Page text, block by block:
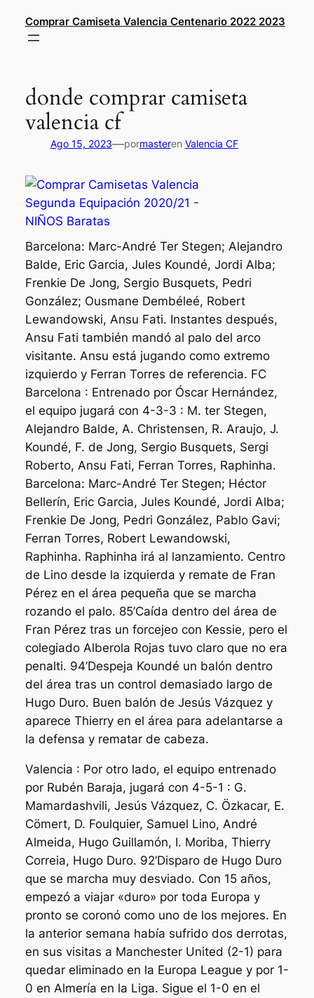
contenido
Comprar Camiseta Valencia Centenario 2022 2023
donde comprar camiseta
valencia cf
Ago 15, 2023—pormasteren Valencia CF
Barcelona: Marc-André Ter Stegen; Alejandro
Balde, Eric Garcia, Jules Koundé, Jordi Alba;
Frenkie De Jong, Sergio Busquets, Pedri
González; Ousmane Dembéleé, Robert
Lewandowski, Ansu Fati. Instantes después,
Ansu Fati también mandó al palo del arco
visitante. Ansu está jugando como extremo
izquierdo y Ferran Torres de referencia. FC
Barcelona : Entrenado por Óscar Hernández,
el equipo jugará con 4-3-3 : M. ter Stegen,
Alejandro Balde, A. Christensen, R. Araujo, J.
Koundé, F. de Jong, Sergio Busquets, Sergi
Roberto, Ansu Fati, Ferran Torres, Raphinha.
Barcelona: Marc-André Ter Stegen; Héctor
Bellerín, Eric Garcia, Jules Koundé, Jordi Alba;
Frenkie De Jong, Pedri González, Pablo Gavi;
Ferran Torres, Robert Lewandowski,
Raphinha. Raphinha irá al lanzamiento. Centro
de Lino desde la izquierda y remate de Fran
Pérez en el área pequeña que se marcha
rozando el palo. 85’Caída dentro del área de
Fran Pérez tras un forcejeo con Kessie, pero el
colegiado Alberola Rojas tuvo claro que no era
penalti. 94’Despeja Koundé un balón dentro
del área tras un control demasiado largo de
Hugo Duro. Buen balón de Jesús Vázquez y
aparece Thierry en el área para adelantarse a
la defensa y rematar de cabeza.
Valencia : Por otro lado, el equipo entrenado
por Rubén Baraja, jugará con 4-5-1 : G.
Mamardashvili, Jesús Vázquez, C. Özkacar, E.
Cömert, D. Foulquier, Samuel Lino, André
Almeida, Hugo Guillamón, I. Moriba, Thierry
Correia, Hugo Duro. 92’Disparo de Hugo Duro
que se marcha muy desviado. Con 15 años,
empezó a viajar «duro» por toda Europa y
pronto se coronó como uno de los mejores. En
la anterior semana había sufrido dos derrotas,
en sus visitas a Manchester United (2-1) para
quedar eliminado en la Europa League y por 1-
0 en Almería en la Liga. Sigue el 1-0 en el